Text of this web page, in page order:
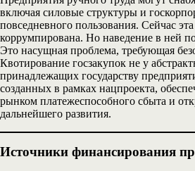
включая силовые структуры и
повседневного пользования. Сейчас
коррумпирована. Но наведение в ней
Это насущная проблема, требующая
Квотирование госзакупок не у
принадлежащих государству
созданных в рамках нацпроекта,
рынком платежеспособного сбыта и
дальнейшего развития.
Источники финансирования